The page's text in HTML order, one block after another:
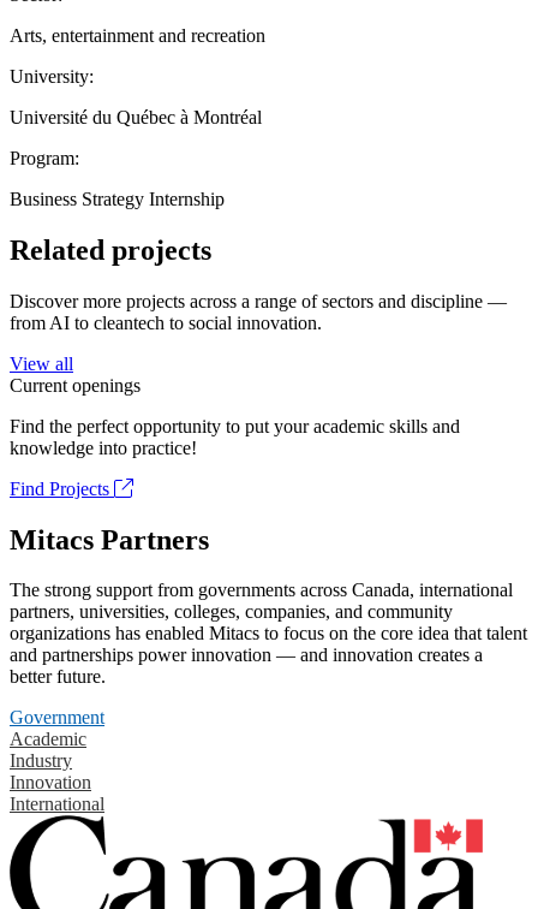
Arts, entertainment and recreation
University:
Université du Québec à Montréal
Program:
Business Strategy Internship
Related projects
Discover more projects across a range of sectors and discipline —
from AI to cleantech to social innovation.
View all
Current openings
Find the perfect opportunity to put your academic skills and
knowledge into practice!
Find Projects
Mitacs Partners
The strong support from governments across Canada, international
partners, universities, colleges, companies, and community
organizations has enabled Mitacs to focus on the core idea that talent
and partnerships power innovation — and innovation creates a
better future.
Government
Academic
Industry
Innovation
International